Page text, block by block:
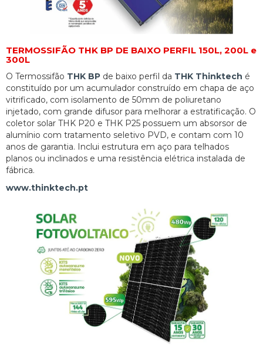
TERMOSSIFÃO THK BP DE BAIXO PERFIL 150L, 200L e
300L
O Termossifão THK BP de baixo perfil da THK Thinktech é
constituído por um acumulador construído em chapa de aço
vitrificado, com isolamento de 50mm de poliuretano
injetado, com grande difusor para melhorar a estratificação. O
coletor solar THK P20 e THK P25 possuem um absorsor de
alumínio com tratamento seletivo PVD, e contam com 10
anos de garantia. Inclui estrutura em aço para telhados
planos ou inclinados e uma resistência elétrica instalada de
fábrica.
www.thinktech.pt